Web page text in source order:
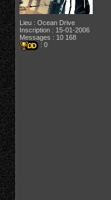
Lieu : Ocean Drive
Inscription : 15-01-2006
Messages : 10 168
: 0